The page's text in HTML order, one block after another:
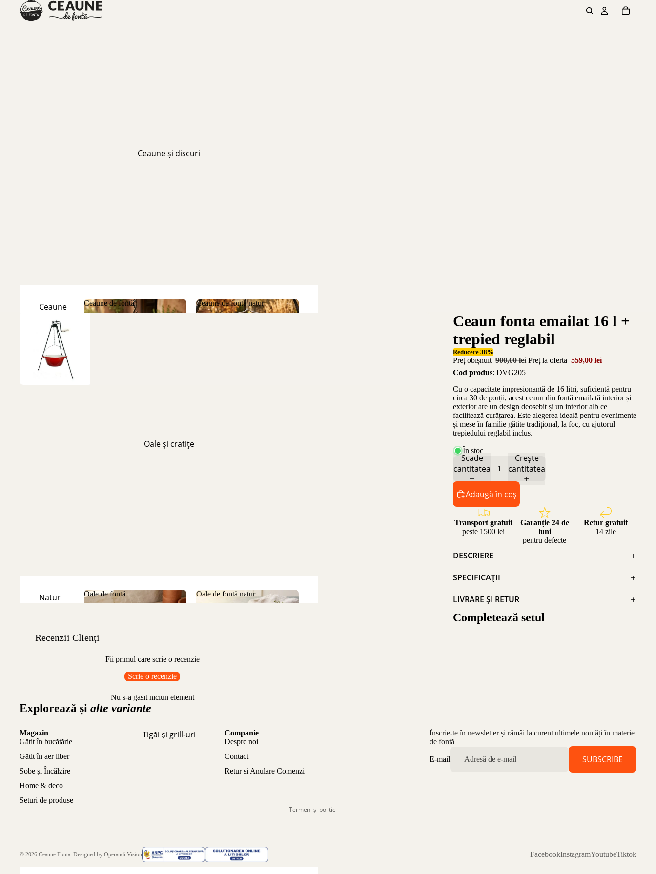
Ceaune și discuri
Ceaune
Natur
Ceaune
Emailate
Discuri
Ceaune de fontă
Ceaune de fontă natur
Oale și cratițe
Natur
Oale de fontă
Oale de fontă natur
Tigăi și grill-uri
Ceaun fonta emailat 16 l +
trepied reglabil
Reducere 38%
Preț obișnuit 900,00 lei Preț la ofertă 559,00 lei
Cod produs: DVG205
Cu o capacitate impresionantă de 16 litri, suficientă pentru
circa 30 de porții, acest ceaun din fontă emailată interior și
exterior are un design deosebit și un interior alb ce
facilitează curățarea. Este alegerea ideală pentru evenimente
și mese în familie gătite tradițional, la foc, cu ajutorul
trepiedului reglabil inclus.
În stoc
Scade
cantitatea
Crește
cantitatea
Adaugă în coș
Transport gratuit
peste 1500 lei
Garanție 24 de
luni
pentru defecte
Retur gratuit
14 zile
DESCRIERE
SPECIFICAȚII
LIVRARE ȘI RETUR
Completează setul
Recenzii Clienți
Fii primul care scrie o recenzie
Scrie o recenzie
Nu s-a găsit niciun element
Explorează și alte variante
Magazin
Gătit în bucătărie
Gătit în aer liber
Sobe și Încălzire
Home & deco
Seturi de produse
Companie
Despre noi
Contact
Retur si Anulare Comenzi
Înscrie-te în newsletter și rămâi la curent ultimele noutăți în materie
de fontă
E-mail SUBSCRIBE
© 2026 Ceaune Fonta. Designed by Operandi Vision
Termeni și politici
FacebookInstagramYoutubeTiktok